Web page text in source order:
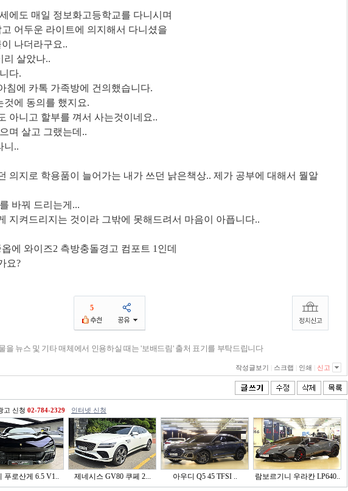
에도 매일 정보화고등학교를 다니시며
어두운 라이트에 의지해서 다니셨을
나더라구요..
리 살았나..
다.
침에 카톡 가족방에 건의했습니다.
것에 동의를 했지요.
아니고 할부를 껴서 사는것이네요..
며 살고 그랬는데..
니..
의지로 학용품이 늘어가는 내가 쓰던 낡은책상.. 제가 공부에 대해서 뭘알
바꿔 드리는게...
지켜드리지는 것이라 그밖에 못해드려서 마음이 아픕니다..
에 와이즈2 측방충돌경고 컴포트 1인데
요?
5
을 뉴스 및 기타 매체에서 인용하실 때는 '보배드림' 출처 표기를 부탁드립니다
작성글보기 스크랩 인쇄 신고
고 신청 02-784-2329 인터넷 신청
푸로산게 6.5 V1.. 제네시스 GV80 쿠페 2... 아우디 Q5 45 TFSI .. 람보르기니 우라칸 LP640..